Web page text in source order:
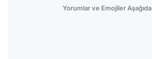
Yorumlar ve Emojiler Aşağıda